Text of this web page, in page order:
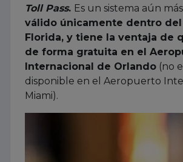
Toll Pass. Es un sistema aún
válido únicamente dentro
Florida, y tiene la ventaja de
de forma gratuita en el
Internacional de Orlando (no
disponible en el Aeropuerto
Miami).